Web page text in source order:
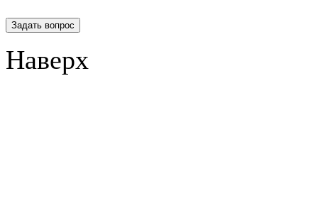
Задать вопрос
Наверх